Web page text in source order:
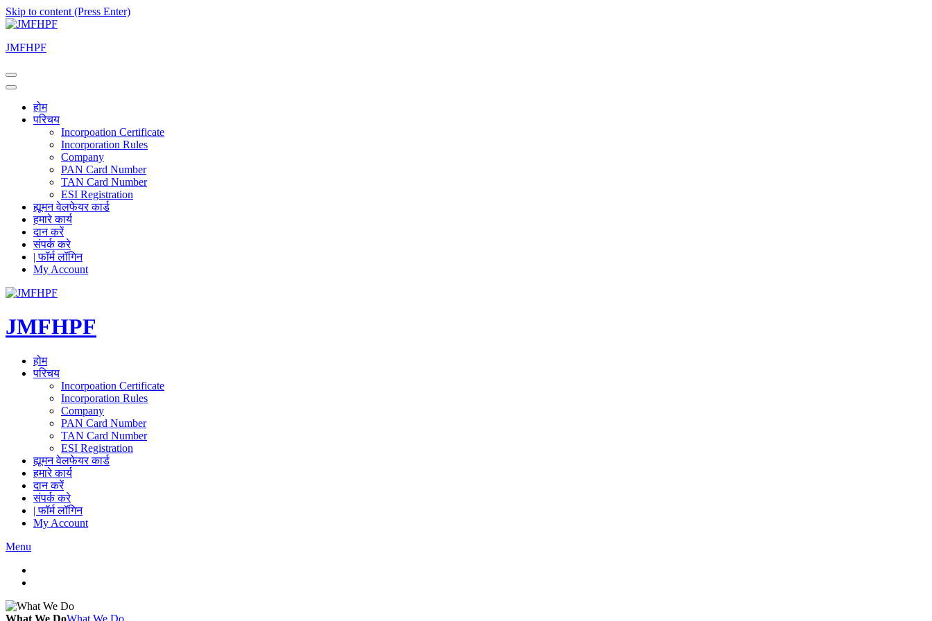
Skip to content (Press Enter)
JMFHPF
होम
परिचय
Incorpoation Certificate
Incorporation Rules
Company
PAN Card Number
TAN Card Number
ESI Registration
ह्यूमन वेलफेयर कार्ड
हमारे कार्य
दान करें
संपर्क करे
| फॉर्म लॉगिन
My Account
JMFHPF
होम
परिचय
Incorpoation Certificate
Incorporation Rules
Company
PAN Card Number
TAN Card Number
ESI Registration
ह्यूमन वेलफेयर कार्ड
हमारे कार्य
दान करें
संपर्क करे
| फॉर्म लॉगिन
My Account
Menu
What We DoWhat We Do